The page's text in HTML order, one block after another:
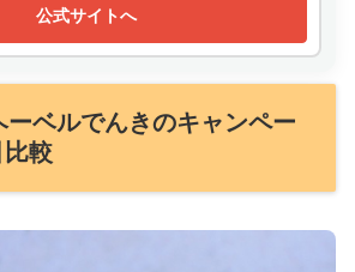
公式サイトへ
ベルでんきのキャンペー
比較